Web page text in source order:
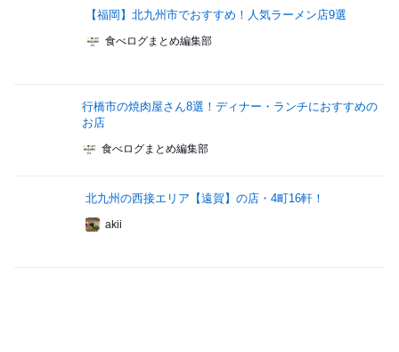
【福岡】北九州市でおすすめ！人気ラーメン店9選
食べログまとめ編集部
行橋市の焼肉屋さん8選！ディナー・ランチにおすすめの
お店
食べログまとめ編集部
北九州の西接エリア【遠賀】の店・4町16軒！
akii